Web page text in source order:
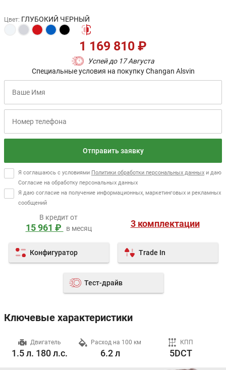
Цвет: ГЛУБОКИЙ ЧЕРНЫЙ
Успей до 17 Августа
1 169 810 ₽
Специальные условия на покупку Changan Alsvin
Отправить заявку
Я соглашаюсь с условиями Политики обработки персональных данных и даю
Согласие на обработку персональных данных
Я даю согласие на получение информационных, маркетинговых и рекламных
сообщений
3 комплектации
Конфигуратор Trade In
Тест-драйв
В кредит от
15 961 ₽ в месяц
Ключевые характеристики
Двигатель
1.5 л. 180 л.с.
Расход на 100 км
6.2 л
КПП
5DCT